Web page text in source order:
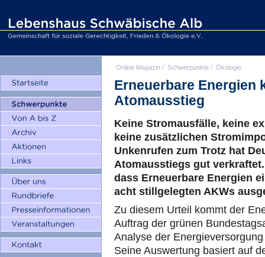
Online Magazin / Schwerpunkte / Ökologie
Erneuerbare Energien
Atomausstieg
Keine Stromausfälle, keine
keine zusätzlichen
Unkenrufen zum Trotz hat
Atomausstiegs gut
dass Erneuerbare Energien
acht stillgelegten AKWs
Zu diesem Urteil kommt der
Auftrag der grünen
Analyse der
Seine Auswertung basiert auf